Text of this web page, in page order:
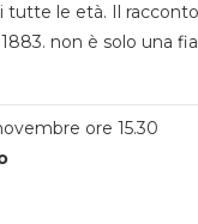
le età. Il
non è solo una
ore 15.30